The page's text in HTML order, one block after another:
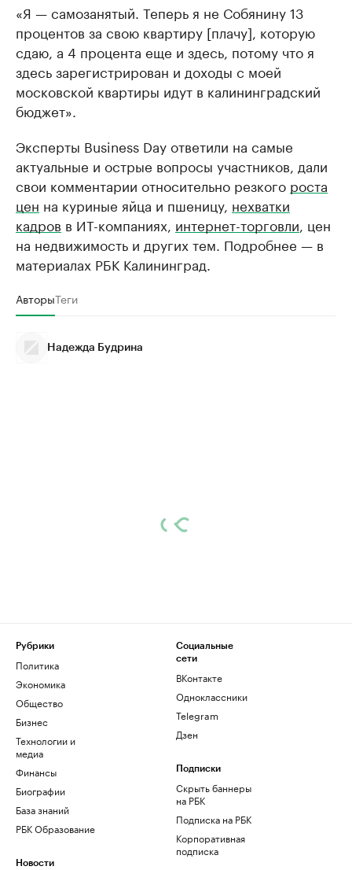
«Я — самозанятый. Теперь я не Собянину 13
процентов за свою квартиру [плачу], которую
сдаю, а 4 процента еще и здесь, потому что я
здесь зарегистрирован и доходы с моей
московской квартиры идут в калининградский
бюджет».
Эксперты Business Day ответили на самые
актуальные и острые вопросы участников, дали
свои комментарии относительно резкого роста
цен на куриные яйца и пшеницу, нехватки
кадров в ИТ-компаниях, интернет-торговли , цен
на недвижимость и других тем. Подробнее — в
материалах РБК Калининград.
АвторыТеги
Надежда Будрина
Рубрики
Политика
Экономика
Общество
Бизнес
Технологии и
медиа
Финансы
Биографии
База знаний
РБК Образование
Новости
Социальные
сети
ВКонтакте
Одноклассники
Telegram
Дзен
Подписки
Скрыть баннеры
на РБК
Подписка на РБК
Корпоративная
подписка